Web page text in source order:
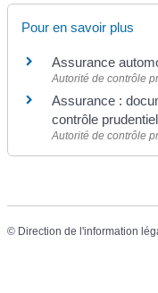
Pour en savoir plus
Assurance
Autorité de contrôle
Assurance :
contrôle
Autorité de contrôle
© Direction de l'information